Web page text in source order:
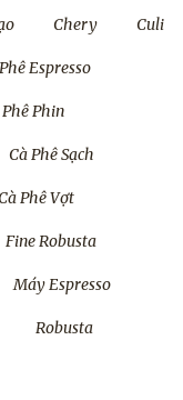
Chery Culi
Espresso
Phin
Cà Phê Sạch
Phê Vợt
Fine Robusta
Máy Espresso
Robusta